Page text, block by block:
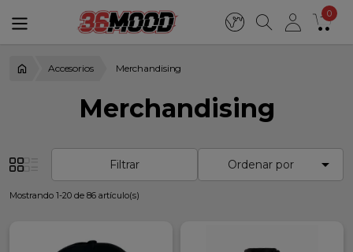
0
Accesorios Merchandising
Merchandising
Filtrar Ordenar por 
Mostrando 1-20 de 86 artículo(s)